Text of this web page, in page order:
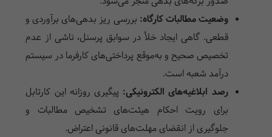
وضعیت مطالبات کارگاه: بررسی ریز بدهی‌های برآوردی و
قطعی. گاهی ایجاد خلأ در سوابق پرسنل، ناشی از عدم
تخصیص صحیح و به‌موقع پرداختی‌های کارفرما در سیستم
درآمد شعبه است.
رصد ابلاغیه‌های الکترونیکی: پیگیری روزانه این کارتابل
برای رویت احکام هیئت‌های تشخیص مطالبات و
جلوگیری از انقضای مهلت‌های قانونی اعتراض.